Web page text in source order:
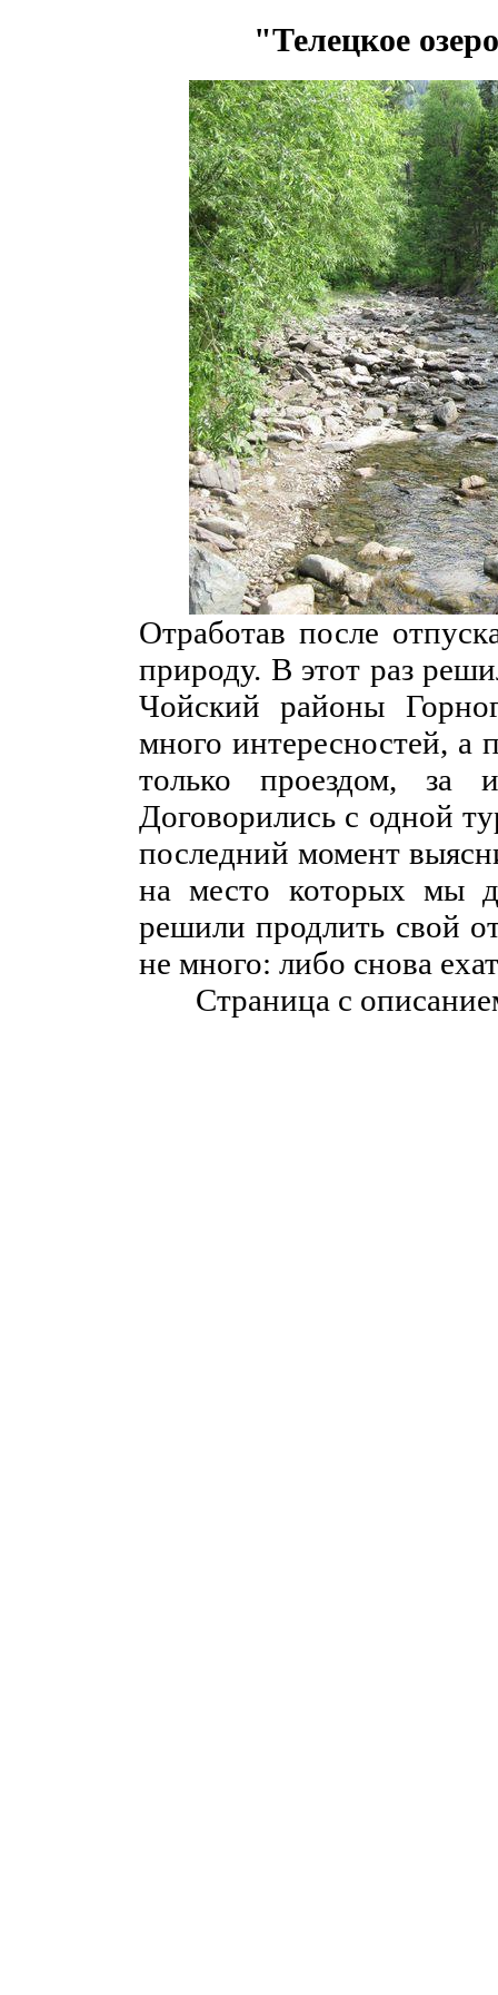
"Телецкое
Отработав после
природу. В этот раз
Чойский районы
много интересностей, а
только проездом, за
Договорились с одной
последний момент
на место которых мы
решили продлить свой
не много: либо снова
Страница с